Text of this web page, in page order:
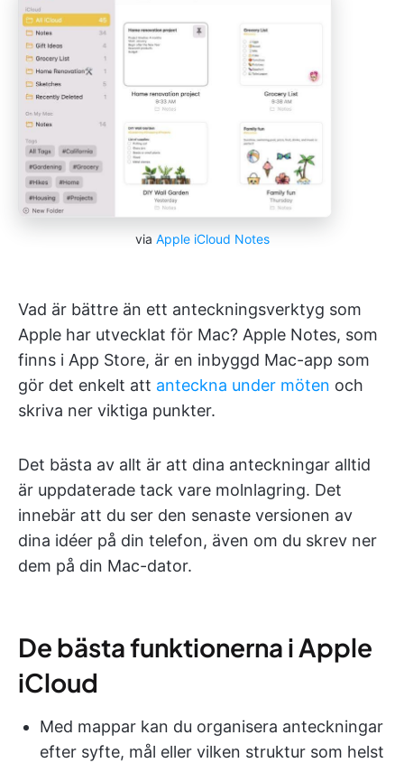
via Apple iCloud Notes
Vad är bättre än ett anteckningsverktyg som
Apple har utvecklat för Mac? Apple Notes, som
finns i App Store, är en inbyggd Mac-app som
gör det enkelt att anteckna under möten och
skriva ner viktiga punkter.
Det bästa av allt är att dina anteckningar alltid
är uppdaterade tack vare molnlagring. Det
innebär att du ser den senaste versionen av
dina idéer på din telefon, även om du skrev ner
dem på din Mac-dator.
De bästa funktionerna i Apple
iCloud
Med mappar kan du organisera anteckningar
efter syfte, mål eller vilken struktur som helst